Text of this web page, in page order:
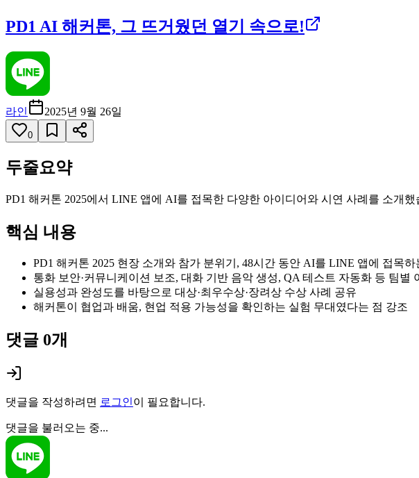
PD1 AI 해커톤, 그 뜨거웠던 열기 속으로!
라인 2025년 9월 26일
0
두줄요약
PD1 해커톤 2025에서 LINE 앱에 AI를 접목한 다양한 아이디어와 시연 사례를 소개
핵심 내용
PD1 해커톤 2025 현장 소개와 참가 분위기, 48시간 동안 AI를 LINE 앱에 접목하
통화 보안·커뮤니케이션 보조, 대화 기반 음악 생성, QA 테스트 자동화 등 팀별
실용성과 완성도를 바탕으로 대상·최우수상·장려상 수상 사례 공유
해커톤이 협업과 배움, 현업 적용 가능성을 확인하는 실험 무대였다는 점 강조
댓글 0개
댓글을 작성하려면 로그인이 필요합니다.
댓글을 불러오는 중...